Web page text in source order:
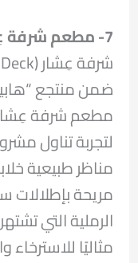
7- مطعم شرفة عِشار في هابيتاس
ضمن منتجع
مطعم شرفة عِشار
لتجربة تناول
مناظر طبيعية
مريحة بإطلالات
الرملية التي
مثاليًا للاسترخاء